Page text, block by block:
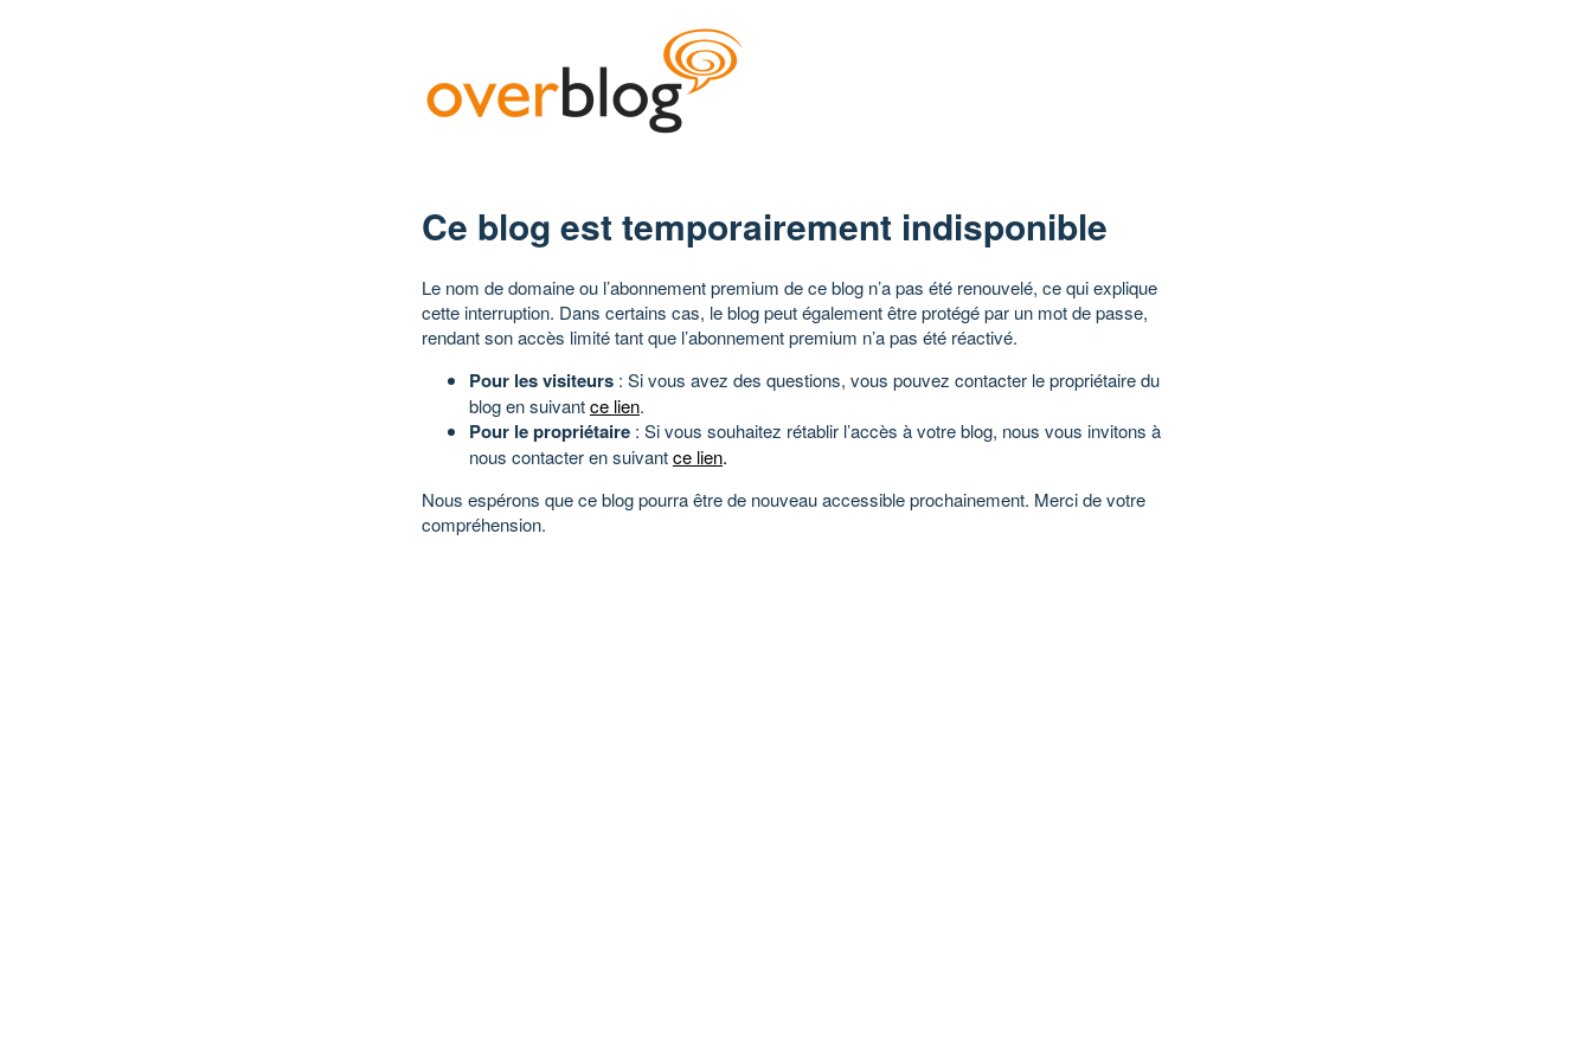
Ce blog est temporairement indisponible
Le nom de domaine ou l’abonnement premium de ce blog n’a pas été renouvelé, ce qui explique
cette interruption. Dans certains cas, le blog peut également être protégé par un mot de passe,
rendant son accès limité tant que l’abonnement premium n’a pas été réactivé.
Pour les visiteurs : Si vous avez des questions, vous pouvez contacter le propriétaire du
blog en suivantce lien.
Pour le propriétaire : Si vous souhaitez rétablir l’accès à votre blog, nous vous invitons à
nous contacter en suivantce lien.
Nous espérons que ce blog pourra être de nouveau accessible prochainement. Merci de votre
compréhension.